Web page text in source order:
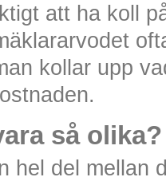
att ha koll
kollar upp
så olika?
hel del mellan